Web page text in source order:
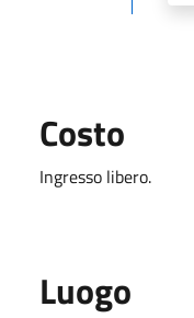
Costo
Ingresso libero.
Luogo